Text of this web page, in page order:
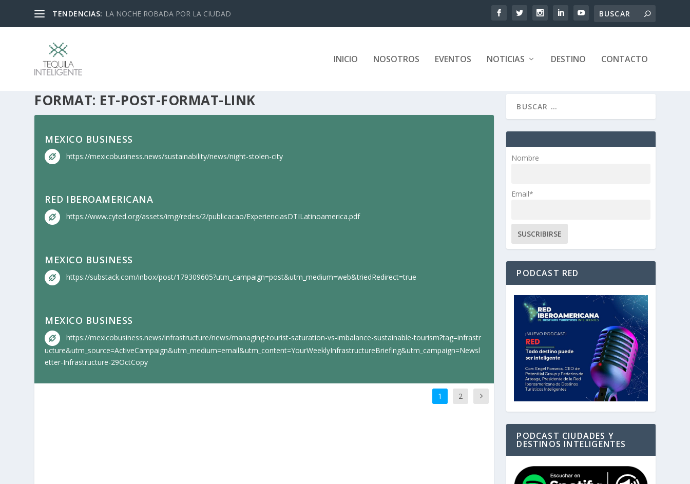
TENDENCIAS: LA NOCHE ROBADA POR LA CIUDAD
INICIO NOSOTROS EVENTOS NOTICIAS DESTINO CONTACTO
FORMAT: ET-POST-FORMAT-LINK
MEXICO BUSINESS
https://mexicobusiness.news/sustainability/news/night-stolen-city
RED IBEROAMERICANA
https://www.cyted.org/assets/img/redes/2/publicacao/ExperienciasDTILatinoamerica.pdf
MEXICO BUSINESS
https://substack.com/inbox/post/179309605?utm_campaign=post&utm_medium=web&triedRedirect=true
MEXICO BUSINESS
https://mexicobusiness.news/infrastructure/news/managing-tourist-saturation-vs-imbalance-sustainable-tourism?tag=infrastr
ucture&utm_source=ActiveCampaign&utm_medium=email&utm_content=YourWeeklyInfrastructureBriefing&utm_campaign=Newsl
etter-Infrastructure-29OctCopy
1 2
Nombre
Email*
PODCAST RED
PODCAST CIUDADES Y
DESTINOS INTELIGENTES